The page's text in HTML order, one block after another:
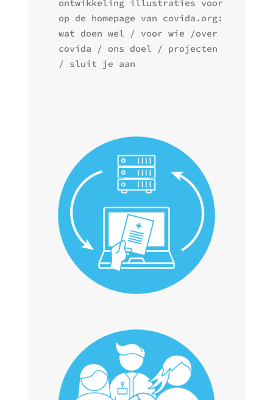
ontwikkeling illustraties voor
op de homepage van covida.org:
wat doen wel / voor wie /over
covida / ons doel / projecten
/ sluit je aan